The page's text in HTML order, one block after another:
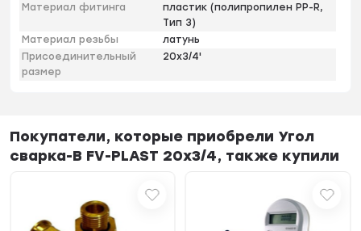
Материал фитинга
пластик (полипропилен PP-R,
Тип 3)
Материал резьбы
латунь
Присоединительный
размер
20х3/4'
Покупатели, которые приобрели Угол
сварка-В FV-PLAST 20х3/4, также купили